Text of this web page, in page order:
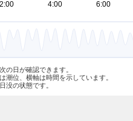
の日が確認できます。
潮位、横軸は時間を示しています。
没の状態です。